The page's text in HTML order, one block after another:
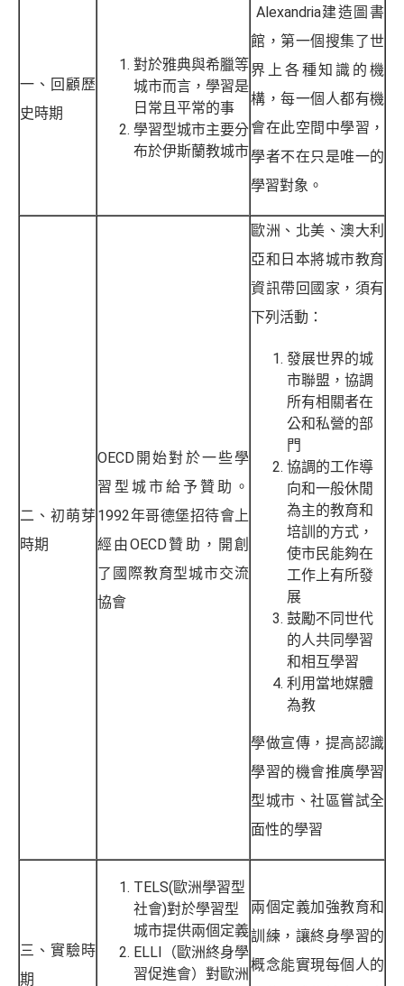
一、回顧歷
史時期
對於雅典與希臘等
城市而言，學習是
日常且平常的事
學習型城市主要分
布於伊斯蘭教城市
Alexandria建造圖書
館，第一個搜集了世
界上各種知識的機
構，每一個人都有機
會在此空間中學習，
學者不在只是唯一的
學習對象。
二、初萌芽
時期
OECD開始對於一些學
習型城市給予贊助。
1992年哥德堡招待會上
經由OECD贊助，開創
了國際教育型城市交流
協會
歐洲、北美、澳大利
亞和日本將城市教育
資訊帶回國家，須有
下列活動：
發展世界的城
市聯盟，協調
所有相關者在
公和私營的部
門
協調的工作導
向和一般休閒
為主的教育和
培訓的方式，
使市民能夠在
工作上有所發
展
鼓勵不同世代
的人共同學習
和相互學習
利用當地媒體
為教
學做宣傳，提高認識
學習的機會推廣學習
型城市、社區嘗試全
面性的學習
三、實驗時
期
TELS(歐洲學習型
社會)對於學習型
城市提供兩個定義
ELLI（歐洲終身學
習促進會）對歐洲
兩個定義加強教育和
訓練，讓終身學習的
概念能實現每個人的